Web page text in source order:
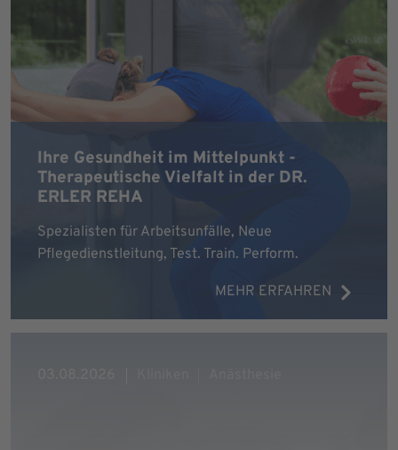
Ihre Gesundheit im Mittelpunkt -
Therapeutische Vielfalt in der DR.
ERLER REHA
Spezialisten für Arbeitsunfälle, Neue
Pflegedienstleitung, Test. Train. Perform.
MEHR ERFAHREN